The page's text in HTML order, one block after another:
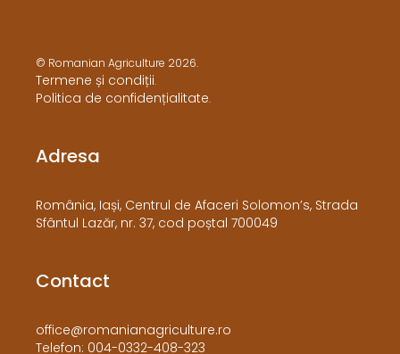
© Romanian Agriculture 2026.
Termene și condiții.
Politica de confidențialitate.
Adresa
​România, Iași, Centrul de Afaceri Solomon’s, Strada
Sfântul Lazăr, nr. 37, cod poștal 700049
Contact
office@romanianagriculture.ro
Telefon: 004-0332-408-323